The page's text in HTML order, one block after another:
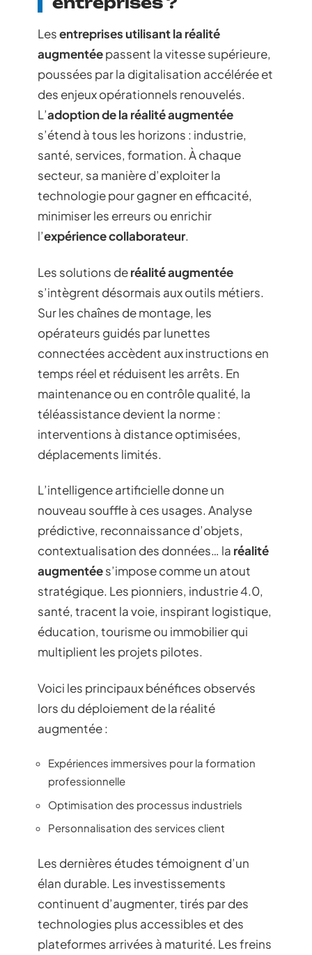
Lesentreprises utilisant la réalité
augmentéepassent la vitesse supérieure,
poussées par la digitalisation accélérée et
des enjeux opérationnels renouvelés.
L’adoption de la réalité augmentée
s’étend à tous les horizons : industrie,
santé, services, formation. À chaque
secteur, sa manière d’exploiter la
technologie pour gagner en efficacité,
minimiser les erreurs ou enrichir
l’expérience collaborateur.
Les solutions deréalité augmentée
s’intègrent désormais aux outils métiers.
Sur les chaînes de montage, les
opérateurs guidés par lunettes
connectées accèdent aux instructions en
temps réel et réduisent les arrêts. En
maintenance ou en contrôle qualité, la
téléassistance devient la norme :
interventions à distance optimisées,
déplacements limités.
L’intelligence artificielle donne un
nouveau souffle à ces usages. Analyse
prédictive, reconnaissance d’objets,
contextualisation des données… la réalité
augmentées’impose comme un atout
stratégique. Les pionniers, industrie 4.0,
santé, tracent la voie, inspirant logistique,
éducation, tourisme ou immobilier qui
multiplient les projets pilotes.
Voici les principaux bénéfices observés
lors du déploiement de la réalité
augmentée :
Expériences immersives pour la formation
professionnelle
Optimisation des processus industriels
Personnalisation des services client
Les dernières études témoignent d’un
élan durable. Les investissements
continuent d’augmenter, tirés par des
technologies plus accessibles et des
plateformes arrivées à maturité. Les freins